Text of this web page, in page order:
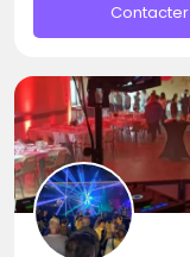
Contacter